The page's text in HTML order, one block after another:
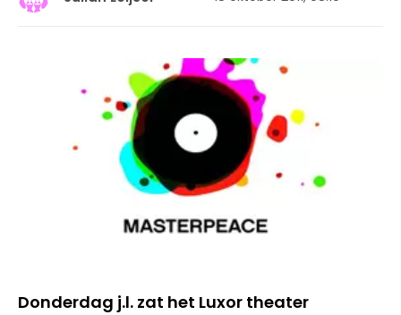
Donderdag j.l. zat het Luxor theater